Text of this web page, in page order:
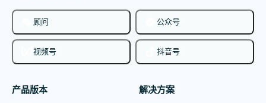
顾问 公众号
视频号 抖音号
产品版本 解决方案